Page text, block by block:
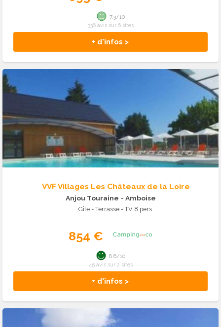
+ d'infos >
7.3/10
336 avis sur 6 sites
VVF Villages Les Châteaux de la Loire
Anjou Touraine - Amboise
Gîte - Terrasse - TV 8 pers.
854 €
+ d'infos >
8.6/10
45 avis sur 2 sites